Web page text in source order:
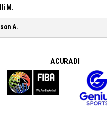
M.
A.
A CURA DI